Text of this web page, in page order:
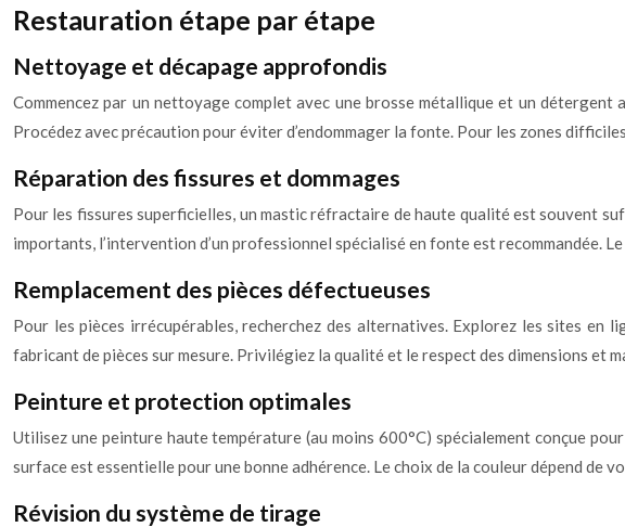
Restauration étape par étape
Nettoyage et décapage approfondis
Commencez par un nettoyage complet avec une brosse métallique et un
Procédez avec précaution pour éviter d’endommager la fonte. Pour les zones
Réparation des fissures et dommages
Pour les fissures superficielles, un mastic réfractaire de haute qualité est souvent
importants, l’intervention d’un professionnel spécialisé en fonte est recommandée.
Remplacement des pièces défectueuses
Pour les pièces irrécupérables, recherchez des alternatives. Explorez les sites en
fabricant de pièces sur mesure. Privilégiez la qualité et le respect des dimensions et
Peinture et protection optimales
Utilisez une peinture haute température (au moins 600°C) spécialement conçue
surface est essentielle pour une bonne adhérence. Le choix de la couleur dépend
Révision du système de tirage